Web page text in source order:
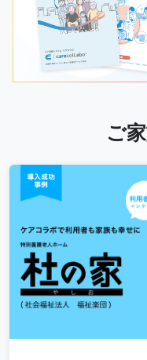
ご